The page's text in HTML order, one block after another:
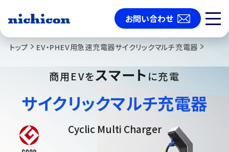
お問い合わせ
トップ EV・PHEV用急速充電器サイクリックマルチ充電器
商用EVをスマート に充電
サイクリックマルチ充電器
Cyclic Multi Charger